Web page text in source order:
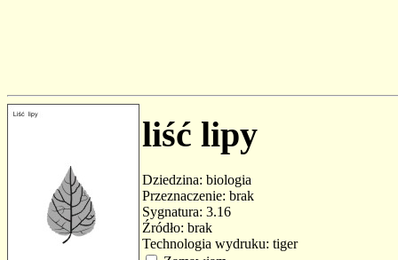
liść lipy
Dziedzina: biologia
Przeznaczenie: brak
Sygnatura: 3.16
Źródło: brak
Technologia wydruku: tiger